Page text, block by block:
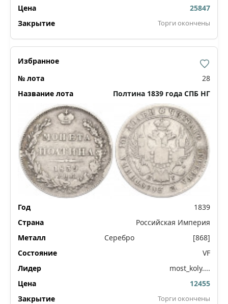
25847
Торги окончены
28
Полтина 1839 года СПБ НГ
1839
Российская Империя
Серебро
[868]
VF
most_koly....
12455
Торги окончены